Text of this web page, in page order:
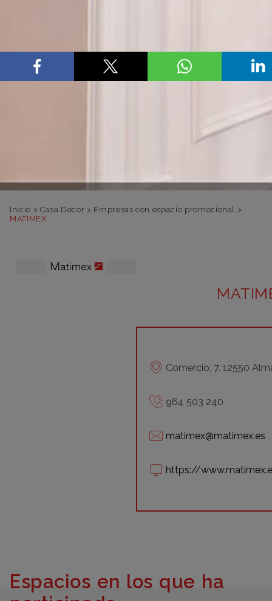
Inicio > Casa Decor > Empresas con espacio promocional
>
MATIMEX
Comercio, 7. 12550
964 503 240
matimex@matimex.es
https://
Espacios en los que ha